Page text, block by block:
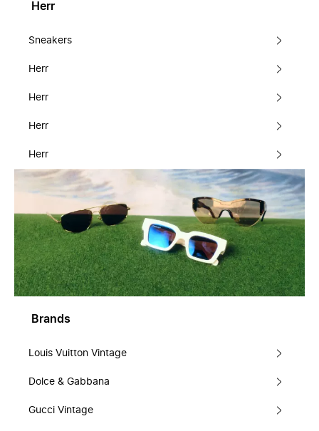
Herr
Sneakers
Herr
Herr
Herr
Herr
Brands
Louis Vuitton Vintage
Dolce & Gabbana
Gucci Vintage